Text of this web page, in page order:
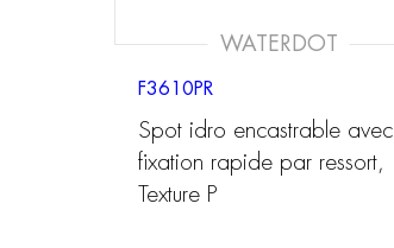
WATERDOT
F3610PR
Spot idro encastrable avec
fixation rapide par ressort,
Texture P